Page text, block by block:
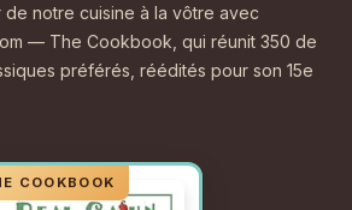
notre cuisine à la vôtre avec
— The Cookbook, qui réunit 350 de
préférés, réédités pour son 15e